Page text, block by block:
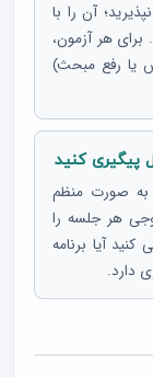
آن را با
هر آزمون،
یا رفع مبحث)
پیگیری کنید
به صورت منظم
و خروجی هر جلسه را
آیا برنامه
دارد.